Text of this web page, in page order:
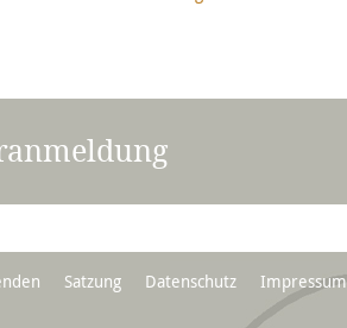
Satzung Datenschutz Impressum